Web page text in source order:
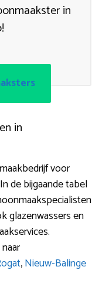
in
in
voor
de bijgaande tabel
glazenwassers en
,Nieuw-Balinge